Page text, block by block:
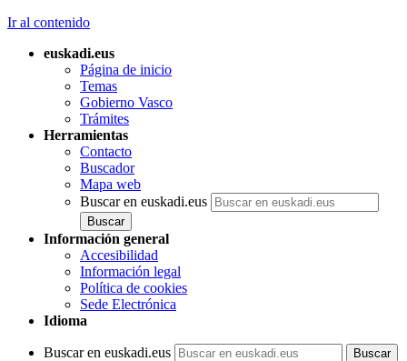
Ir al contenido
euskadi.eus
Página de inicio
Temas
Gobierno Vasco
Trámites
Herramientas
Contacto
Buscador
Mapa web
Buscar en euskadi.eus
Información general
Accesibilidad
Información legal
Política de cookies
Sede Electrónica
Idioma
Buscar en euskadi.eus